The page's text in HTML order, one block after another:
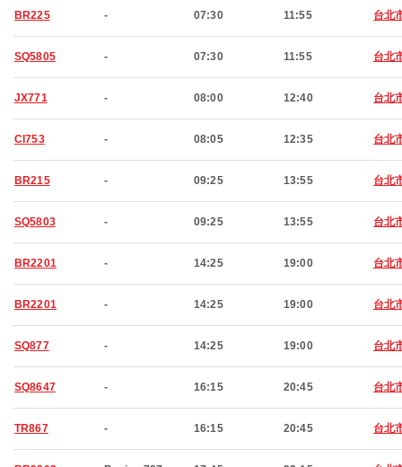
BR225 - 07:30 11:55 台北
SQ5805 - 07:30 11:55 台北
JX771 - 08:00 12:40 台北
CI753 - 08:05 12:35 台北
BR215 - 09:25 13:55 台北
SQ5803 - 09:25 13:55 台北
BR2201 - 14:25 19:00 台北
BR2201 - 14:25 19:00 台北
SQ877 - 14:25 19:00 台北
SQ8647 - 16:15 20:45 台北
TR867 - 16:15 20:45 台北